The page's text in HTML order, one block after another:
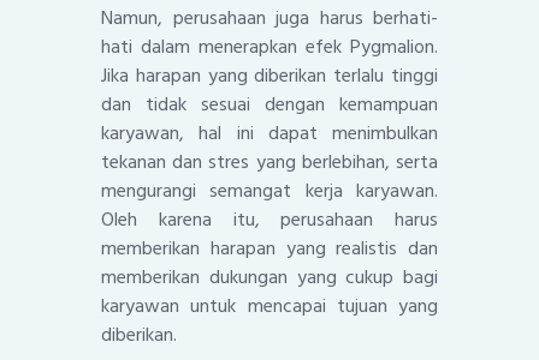
Namun, perusahaan juga harus berhati-
hati dalam menerapkan efek Pygmalion.
Jika harapan yang diberikan terlalu tinggi
dan tidak sesuai dengan kemampuan
karyawan, hal ini dapat menimbulkan
tekanan dan stres yang berlebihan, serta
mengurangi semangat kerja karyawan.
Oleh karena itu, perusahaan harus
memberikan harapan yang realistis dan
memberikan dukungan yang cukup bagi
karyawan untuk mencapai tujuan yang
diberikan.